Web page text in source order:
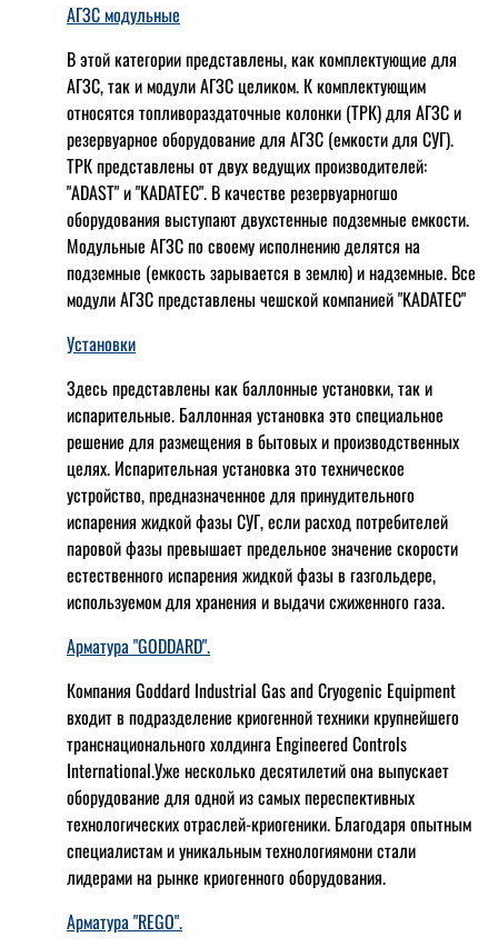
АГЗС модульные
В этой категории представлены, как комплектующие для
АГЗС, так и модули АГЗС целиком. К комплектующим
относятся топливораздаточные колонки (ТРК) для АГЗС и
резервуарное оборудование для АГЗС (емкости для СУГ).
ТРК представлены от двух ведущих производителей:
"ADAST" и "KADATEC". В качестве резервуарногшо
оборудования выступают двухстенные подземные емкости.
Модульные АГЗС по своему исполнению делятся на
подземные (емкость зарывается в землю) и надземные. Все
модули АГЗС представлены чешской компанией "KADATEC"
Установки
Здесь представлены как баллонные установки, так и
испарительные. Баллонная установка это специальное
решение для размещения в бытовых и производственных
целях. Испарительная установка это техническое
устройство, предназначенное для принудительного
испарения жидкой фазы СУГ, если расход потребителей
паровой фазы превышает предельное значение скорости
естественного испарения жидкой фазы в газгольдере,
используемом для хранения и выдачи сжиженного газа.
Арматура "GODDARD".
Компания Goddard Industrial Gas and Cryogenic Equipment
входит в подразделение криогенной техники крупнейшего
транснационального холдинга Engineered Controls
International.Уже несколько десятилетий она выпускает
оборудование для одной из самых переспективных
технологических отраслей-криогеники. Благодаря опытным
специалистам и уникальным технологиямони стали
лидерами на рынке криогенного оборудования.
Арматура "REGO".